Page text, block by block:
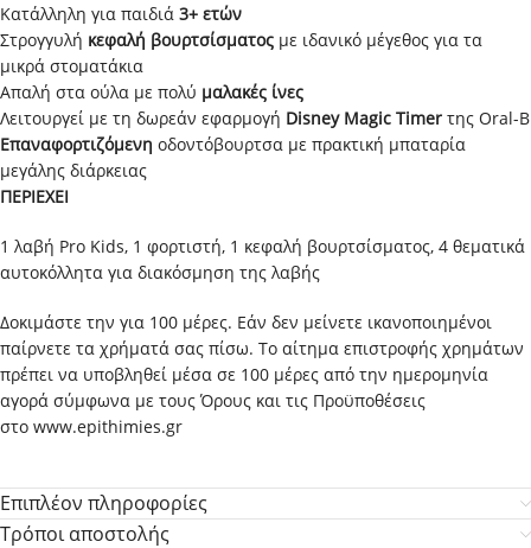
Kατάλληλη για παιδιά 3+ ετών
Στρογγυλή κεφαλή βουρτσίσματος με ιδανικό μέγεθος για τα
μικρά στοματάκια
Απαλή στα ούλα με πολύ μαλακές ίνες
Λειτουργεί με τη δωρεάν εφαρμογή Disney Magic Timer της Oral-B
Επαναφορτιζόμενη οδοντόβουρτσα με πρακτική μπαταρία
μεγάλης διάρκειας
ΠΕΡΙΕΧΕΙ
1 λαβή Pro Kids, 1 φορτιστή, 1 κεφαλή βουρτσίσματος, 4 θεματικά
αυτοκόλλητα για διακόσμηση της λαβής
Δοκιμάστε την για 100 μέρες. Εάν δεν μείνετε ικανοποιημένοι
παίρνετε τα χρήματά σας πίσω. Το αίτημα επιστροφής χρημάτων
πρέπει να υποβληθεί μέσα σε 100 μέρες από την ημερομηνία
αγορά σύμφωνα με τους Όρους και τις Προϋποθέσεις
στο www.epithimies.gr
Επιπλέον πληροφορίες
Τρόποι αποστολής